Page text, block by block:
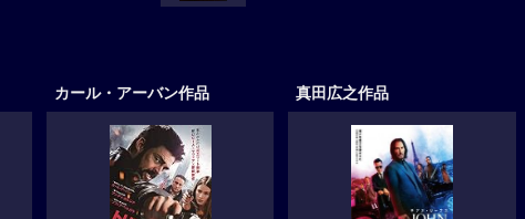
カール・アーバン作品 真田広之作品